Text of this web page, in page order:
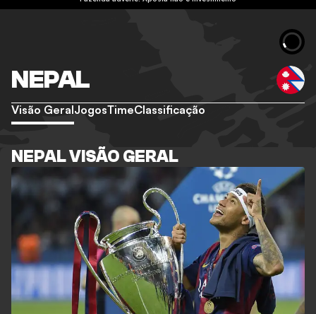
NEPAL
Visão GeralJogosTimeClassificação
NEPAL VISÃO GERAL